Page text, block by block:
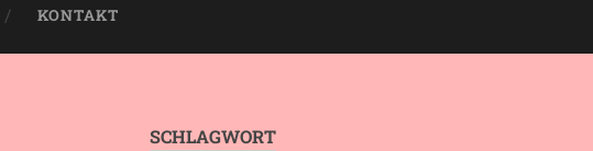
KONTAKT
SCHLAGWORT